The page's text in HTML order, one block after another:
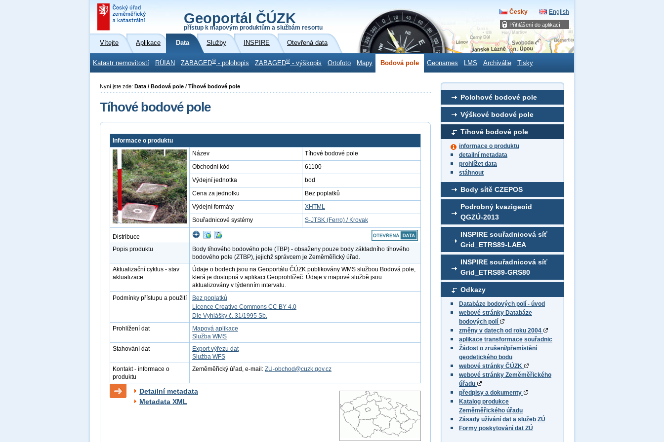
Přihlášení do aplikací
Geoportál ČÚZK
přístup k mapovým produktům a službám resortu
Česky English
Vítejte Aplikace Data Služby INSPIRE Otevřená data
Katastr nemovitostí RÚIAN ZABAGED® - polohopis ZABAGED® - výškopis Ortofoto Mapy Bodová pole Geonames LMS Archiválie Tisky
Polohové bodové pole
Výškové bodové pole
Tíhové bodové pole
informace o produktu
detailní metadata
prohlížet data
stáhnout
Body sítě CZEPOS
Podrobný kvazigeoid
QGZÚ-2013
INSPIRE souřadnicová síť
Grid_ETRS89-LAEA
INSPIRE souřadnicová síť
Grid_ETRS89-GRS80
Odkazy
Databáze bodových polí - úvod
webové stránky Databáze
bodových polí
změny v datech od roku 2004
aplikace transformace souřadnic
Žádost o zrušení/přemístění
geodetického bodu
webové stránky ČÚZK
webové stránky Zeměměřického
úřadu
předpisy a dokumenty
Katalog produkce
Zeměměřického úřadu
Zásady užívání dat a služeb ZÚ
Formy poskytování dat ZÚ
Nyní jste zde: Data / Bodová pole / Tíhové bodové pole
Tíhové bodové pole
Informace o produktu
Název
Tíhové bodové pole
Obchodní kód
61100
Výdejní jednotka
bod
Cena za jednotku
Bez poplatků
Výdejní formáty
XHTML
Souřadnicové systémy
S-JTSK (Ferro) / Krovak
Distribuce
Popis produktu
Body tíhového bodového pole (TBP) - obsaženy pouze body základního tíhového
bodového pole (ZTBP), jejichž správcem je Zeměměřický úřad.
Aktualizační cyklus - stav
aktualizace
Údaje o bodech jsou na Geoportálu ČÚZK publikovány WMS službou Bodová pole,
která je dostupná v aplikaci Geoprohlížeč. Údaje v mapové službě jsou
aktualizovány v týdenním intervalu.
Podmínky přístupu a použití
Bez poplatků
Licence Creative Commons CC BY 4.0
Dle Vyhlášky č. 31/1995 Sb.
Prohlížení dat
Mapová aplikace
Služba WMS
Stahování dat
Export výřezu dat
Služba WFS
Kontakt - informace o
produktu
Zeměměřický úřad, e-mail: ZU-obchod@cuzk.gov.cz
Detailní metadata
Metadata XML